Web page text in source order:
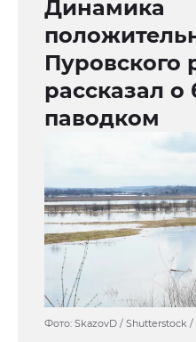
Динамика
Пуровского
рассказал о
паводком
Фото: SkazovD / Shutterstock